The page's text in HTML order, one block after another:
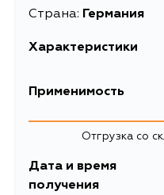
Страна: Германия
Характеристики
EAN-13
Длина упаковки, мм
Масса, кг
Применимость
Mitsubishi
Кузов
CU2W, CU4W, CJ1A,
Отгрузка со
Дата и время
получения